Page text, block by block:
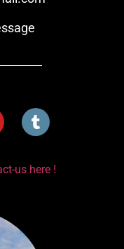
us here !